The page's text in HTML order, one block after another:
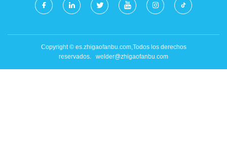
Copyright © es.zhigaofanbu.com,Todos los derechos
reservados. welder@zhigaofanbu.com